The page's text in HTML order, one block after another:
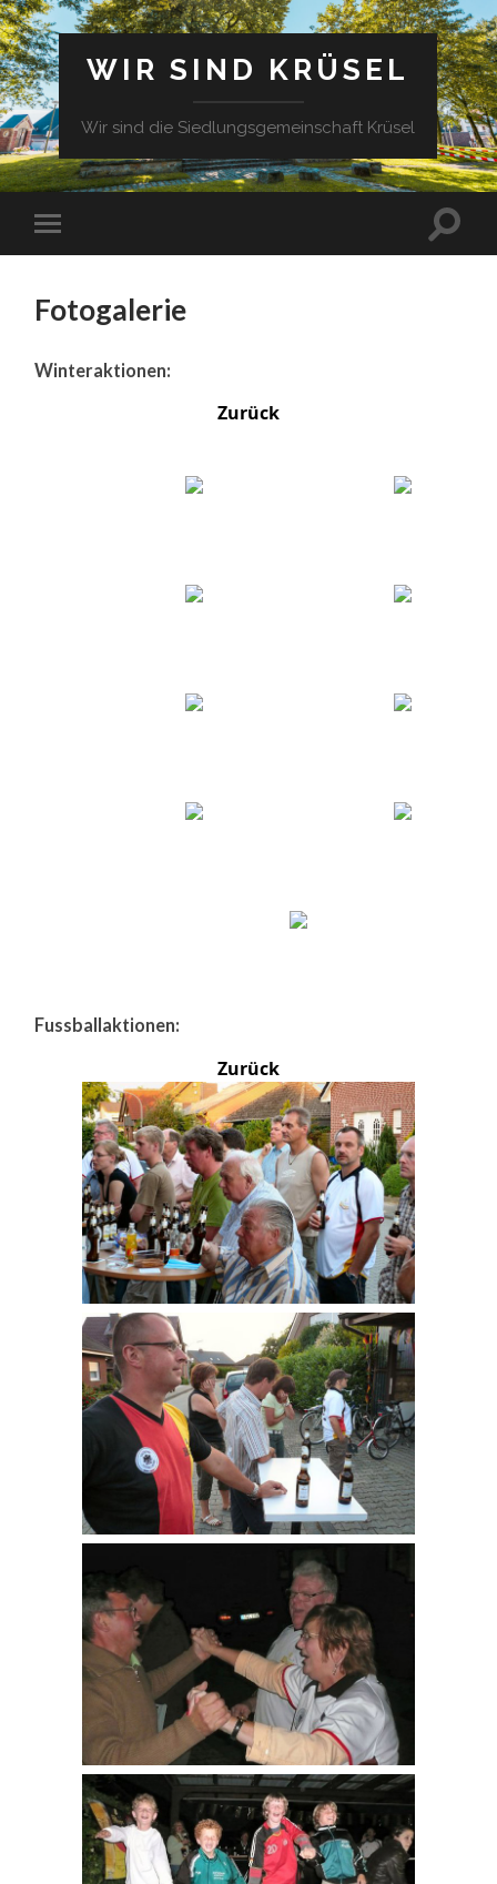
WIR SIND KRÜSEL
Wir sind die Siedlungsgemeinschaft Krüsel
Fotogalerie
Winteraktionen:
Zurück
Fussballaktionen:
Zurück